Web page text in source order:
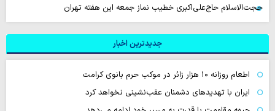
حجت‌الاسلام حاج‌علی‌اکبری خطیب نماز جمعه این هفته تهران
جدیدترین اخبار
اطعام روزانه ۱۰ هزار زائر در موکب حرم بانوی کرامت
ایران با تهدیدهای دشمنان عقب‌نشینی نخواهد کرد